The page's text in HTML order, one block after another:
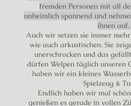
fremden Personen mit all
unheimlich spannend und
ihnen auf.
Auch wir setzen sie immer
wie auch arkustischen. Sie
unerschrocken und das
dürfen Welpen täglich unseren
haben wir ein kleines
Spielzeug &
Endlich haben wir mal
genießen es gerade in vollen